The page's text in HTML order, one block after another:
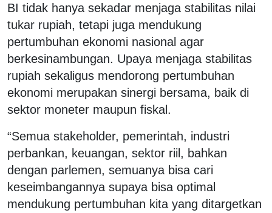
BI tidak hanya sekadar menjaga stabilitas nilai
tukar rupiah, tetapi juga mendukung
pertumbuhan ekonomi nasional agar
berkesinambungan. Upaya menjaga stabilitas
rupiah sekaligus mendorong pertumbuhan
ekonomi merupakan sinergi bersama, baik di
sektor moneter maupun fiskal.
“Semua stakeholder, pemerintah, industri
perbankan, keuangan, sektor riil, bahkan
dengan parlemen, semuanya bisa cari
keseimbangannya supaya bisa optimal
mendukung pertumbuhan kita yang ditargetkan